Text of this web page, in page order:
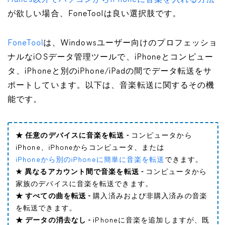
が欲しい場合、FoneToolは良い選択肢です。
FoneTool は、Windowsユーザー向けのプロフェッショ
ナルなiOSデータ管理ツールで、iPhoneとコンピュー
タ、iPhoneと別のiPhone/iPadの間でデータ転送をサ
ポートしています。以下は、音楽転送に関するその機
能です。
★ 任意のデバイスに音楽を転送 - コンピュータから
iPhone、iPhoneからコンピュータ、または
iPhoneから別のiPhoneに簡単に音楽を転送 できます。
★ 異なるアカウント間で音楽を転送 - コンピュータから
家族のデバイスに音楽を転送できます。
★ すべての曲を転送 -購入済みおよび非購入済みの音楽
を転送できます。
★ データの消去なし - iPhoneに音楽を追加しますが、既